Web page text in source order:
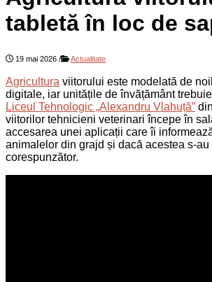
tabletă în loc de
19 mai 2026 / Actualitate
Agricultura viitorului este modelată de
digitale, iar unitățile de învățământ
Liceul Tehnologic „Alexandru Vlahuță”
viitorilor tehnicieni veterinari începe în
accesarea unei aplicații care îi
animalelor din grajd și dacă acestea s-au
corespunzător.